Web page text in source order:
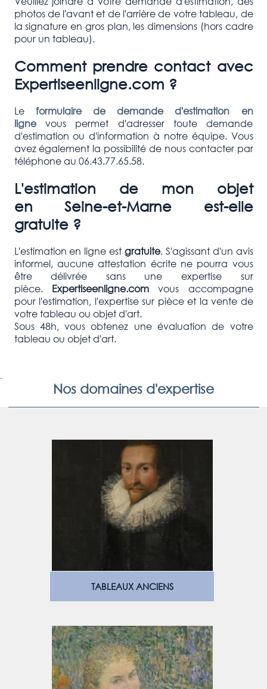
photos de l'avant et de l'arrière de votre tableau, de
la signature en gros plan, les dimensions (hors cadre
pour un tableau).
Comment prendre contact avec
Expertiseenligne.com ?
Le formulaire de demande d'estimation en
lignevous permet d'adresser toute demande
d'estimation ou d'information à notre équipe. Vous
avez également la possibilité de nous contacter par
téléphone au 06.43.77.65.58.
L'estimation de mon objet
en Seine-et-Marne est-elle
gratuite ?
L'estimation en ligne est gratuite. S'agissant d'un avis
informel, aucune attestation écrite ne pourra vous
être délivrée sans une expertise sur
pièce. Expertiseenligne.comvous accompagne
pour l'estimation, l'expertise sur pièce et la vente de
votre tableau ou objet d'art.
Sous 48h, vous obtenez une évaluation de votre
tableau ou objet d'art.
.
Nos domaines d'expertise
TABLEAUX ANCIENS